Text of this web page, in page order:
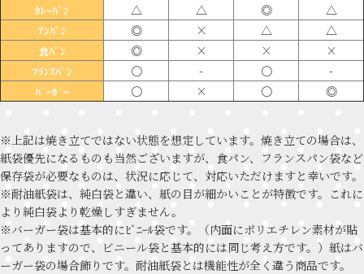
ｶﾚｰﾊﾟﾝ △ △ ◎ △
ｱﾝﾊﾟﾝ ◎ × △ △
食ﾊﾟﾝ ◎ × × ×
ﾌﾗﾝｽﾊﾟﾝ 〇 - 〇 -
ﾊﾞｰｶﾞｰ 〇 × 〇 ◎
※上記は焼き立てではない状態を想定しています。焼き立ての場合は、
紙袋優先になるものも当然ございますが、食パン、フランスパン袋など
保存袋が必要なものは、状況に応じて、対応いただけますと幸いです。
※耐油紙袋は、純白袋と違い、紙の目が細かいことが特徴です。これに
より純白袋より乾燥しすぎません。
※バーガー袋は基本的にﾋﾞﾆｰﾙ袋です。（内面にポリエチレン素材が貼
ってありますので、ビニール袋と基本的には同じ考え方です。）紙はバ
ーガー袋の場合飾りです。耐油紙袋とは機能性が全く違う商品です。